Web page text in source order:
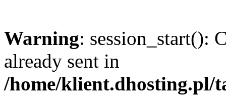
Warning: session_start():
already sent in
/home/klient.dhosting.pl/